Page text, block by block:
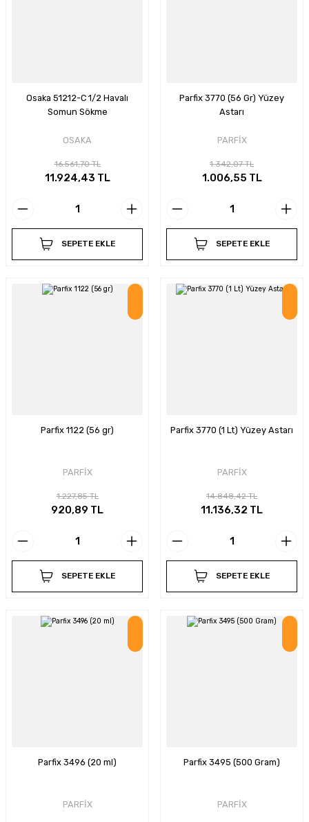
Osaka 51212-C 1/2 Havalı
Somun Sökme
OSAKA
16.561,70 TL
11.924,43 TL
SEPETE EKLE
Parfix 3770 (56 Gr) Yüzey
Astarı
PARFİX
1.342,07 TL
1.006,55 TL
SEPETE EKLE
Parfix 1122 (56 gr)
PARFİX
1.227,85 TL
920,89 TL
SEPETE EKLE
Parfix 3770 (1 Lt) Yüzey Astarı
PARFİX
14.848,42 TL
11.136,32 TL
SEPETE EKLE
Parfix 3496 (20 ml)
PARFİX
Parfix 3495 (500 Gram)
PARFİX